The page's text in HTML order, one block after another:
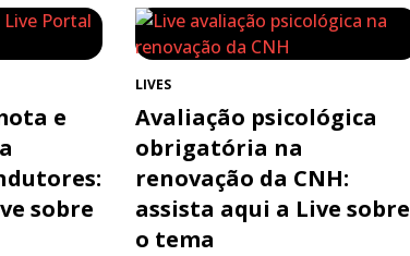
e
sobre
LIVES
Avaliação psicológica
obrigatória na
renovação da CNH:
assista aqui a Live sobre
o tema